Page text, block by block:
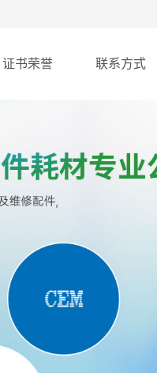
证书荣誉 联系方式